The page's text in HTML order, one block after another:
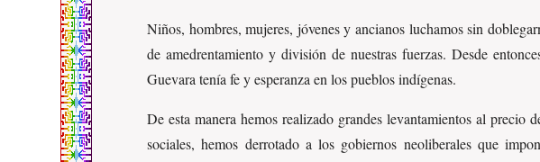
Niños, hombres, mujeres, jóvenes y ancianos luchamos sin
de amedrentamiento y división de nuestras fuerzas. Desde
Guevara tenía fe y esperanza en los pueblos indígenas.
De esta manera hemos realizado grandes levantamientos al
sociales, hemos derrotado a los gobiernos neoliberales que